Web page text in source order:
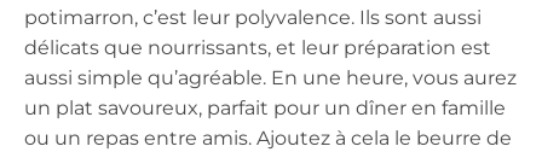
potimarron, c’est leur polyvalence. Ils sont aussi
délicats que nourrissants, et leur préparation est
aussi simple qu’agréable. En une heure, vous aurez
un plat savoureux, parfait pour un dîner en famille
ou un repas entre amis. Ajoutez à cela le beurre de